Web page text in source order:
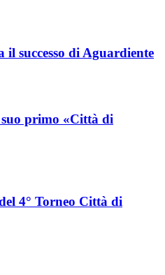
successo di Aguardiente
primo «Città di
4° Torneo Città di